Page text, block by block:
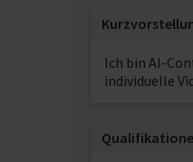
Ich bin AI-
individuelle